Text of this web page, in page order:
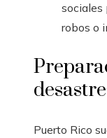
sociales
robos o
Puerto Rico